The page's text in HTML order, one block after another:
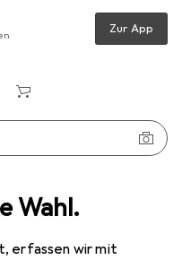
Wahl.
erfassen wir mit
Zur App
Zubehör